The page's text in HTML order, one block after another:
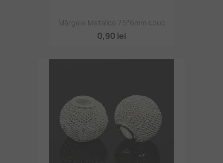
Mărgele Metalice 7.5*6mm 4buc
0,90 lei